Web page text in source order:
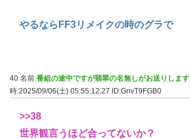
やるならFF3リメイクの時のグラで
40 名前:番組の途中ですが翡翠の名無しがお送りします
時:2025/09/06(土) 05:55:12.27 ID:GnvT9FGB0
>>38
世界観言うほど合ってないか？